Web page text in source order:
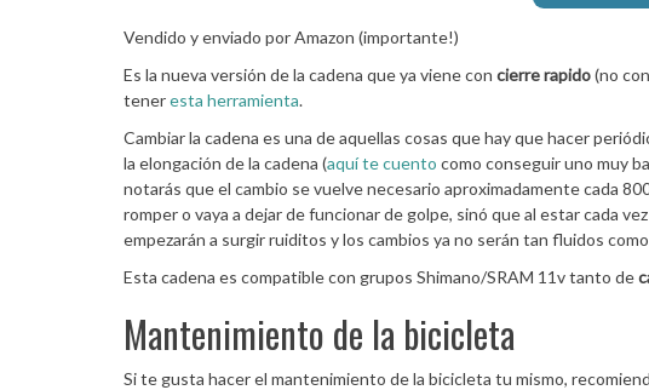
Vendido y enviado por Amazon (importante!)
Es la nueva versión de la cadena que ya viene con cierre rapido(no
teneresta herramienta.
Cambiar la cadena es una de aquellas cosas que hay que hacer
la elongación de la cadena (aquí te cuento como conseguir uno muy
notarás que el cambio se vuelve necesario aproximadamente cada
romper o vaya a dejar de funcionar de golpe, sinó que al estar cada
empezarán a surgir ruiditos y los cambios ya no serán tan fluidos
Esta cadena es compatible con grupos Shimano/SRAM 11v tanto de
Mantenimiento de la bicicleta
Si te gusta hacer el mantenimiento de la bicicleta tu mismo,